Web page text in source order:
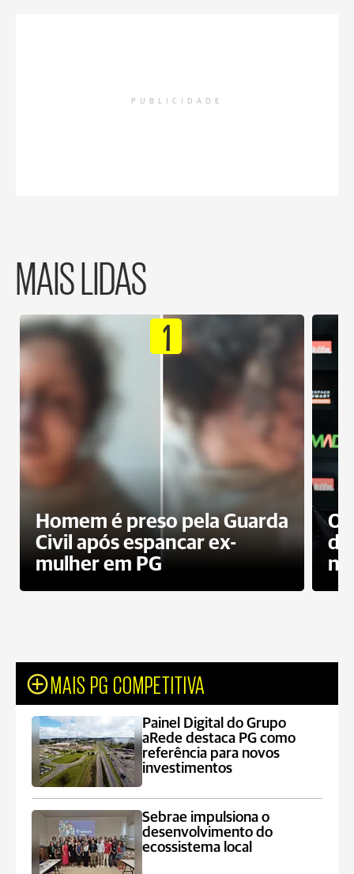
PUBLICIDADE
MAIS LIDAS
1
Homem é preso pela Guarda
Civil após espancar ex-
mulher em PG
do
MAIS PG COMPETITIVA
Painel Digital do Grupo
aRede destaca PG como
referência para novos
investimentos
Sebrae impulsiona o
desenvolvimento do
ecossistema local